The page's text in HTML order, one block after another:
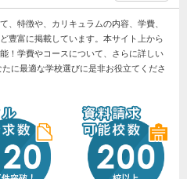
、特徴や、カリキュラムの内容、学費、
豊富に掲載しています。本サイト上から
！学費やコースについて、さらに詳しい
に最適な学校選びに是非お役立てくださ